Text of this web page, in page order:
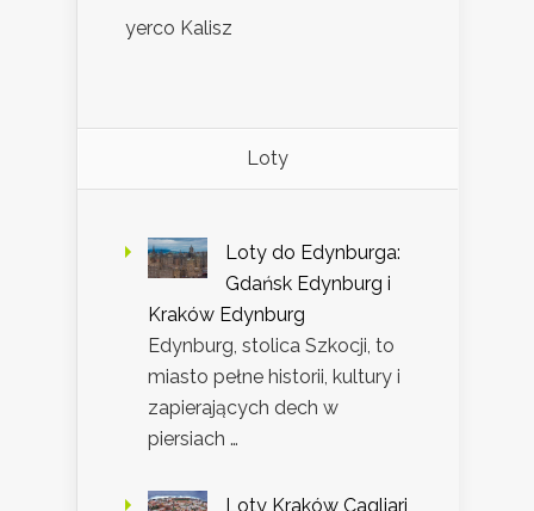
yerco Kalisz
Loty
Loty do Edynburga:
Gdańsk Edynburg i
Kraków Edynburg
Edynburg, stolica Szkocji, to
miasto pełne historii, kultury i
zapierających dech w
piersiach …
Loty Kraków Cagliari